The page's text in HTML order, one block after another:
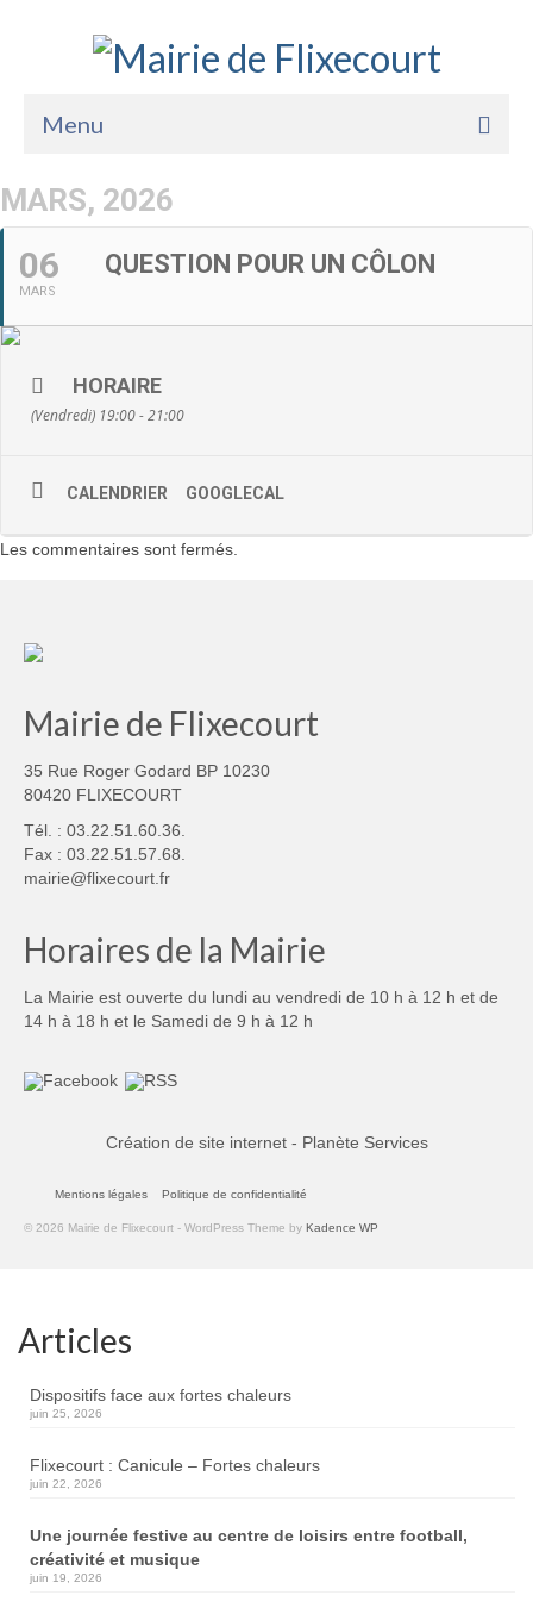
Menu
Accueil
Vie Pratique
Enfance Jeunesse
MARS, 2026
06
MARS
QUESTION POUR UN CÔLON
HORAIRE
(Vendredi) 19:00 - 21:00
CALENDRIER GOOGLECAL
Les commentaires sont fermés.
Mairie de Flixecourt
35 Rue Roger Godard BP 10230
80420 FLIXECOURT
Tél. : 03.22.51.60.36.
Fax : 03.22.51.57.68.
mairie@flixecourt.fr
Horaires de la Mairie
La Mairie est ouverte du lundi au vendredi de 10 h à 12 h et de
14 h à 18 h et le Samedi de 9 h à 12 h
Création de site internet - Planète Services
Mentions légales Politique de confidentialité
© 2026 Mairie de Flixecourt - WordPress Theme by Kadence WP
Articles
Dispositifs face aux fortes chaleurs
juin 25, 2026
Flixecourt : Canicule – Fortes chaleurs
juin 22, 2026
Une journée festive au centre de loisirs entre football,
créativité et musique
juin 19, 2026